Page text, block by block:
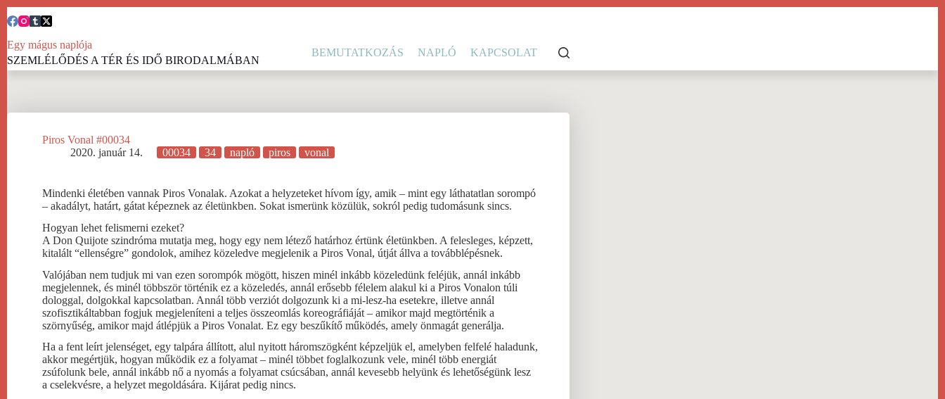
to
Egy mágus naplója
SZEMLÉLŐDÉS A TÉR ÉS IDŐ BIRODALMÁBAN
BEMUTATKOZÁS NAPLÓ KAPCSOLAT
Piros Vonal #00034
2020. január 14.
00034 34 napló piros vonal
Mindenki életében vannak Piros Vonalak. Azokat a helyzeteket hívom így, amik – mint egy láthatatlan sorompó
– akadályt, határt, gátat képeznek az életünkben. Sokat ismerünk közülük, sokról pedig tudomásunk sincs.
Hogyan lehet felismerni ezeket?
A Don Quijote szindróma mutatja meg, hogy egy nem létező határhoz értünk életünkben. A felesleges, képzett,
kitalált “ellenségre” gondolok, amihez közeledve megjelenik a Piros Vonal, útját állva a továbblépésnek.
Valójában nem tudjuk mi van ezen sorompók mögött, hiszen minél inkább közeledünk feléjük, annál inkább
megjelennek, és minél többször történik ez a közeledés, annál erősebb félelem alakul ki a Piros Vonalon túli
dologgal, dolgokkal kapcsolatban. Annál több verziót dolgozunk ki a mi-lesz-ha esetekre, illetve annál
szofisztikáltabban fogjuk megjeleníteni a teljes összeomlás koreográfiáját – amikor majd megtörténik a
szörnyűség, amikor majd átlépjük a Piros Vonalat. Ez egy beszűkítő működés, amely önmagát generálja.
Ha a fent leírt jelenséget, egy talpára állított, alul nyitott háromszögként képzeljük el, amelyben felfelé haladunk,
akkor megértjük, hogyan működik ez a folyamat – minél többet foglalkozunk vele, minél több energiát
zsúfolunk bele, annál inkább nő a nyomás a folyamat csúcsában, annál kevesebb helyünk és lehetőségünk lesz
a cselekvésre, a helyzet megoldására. Kijárat pedig nincs.